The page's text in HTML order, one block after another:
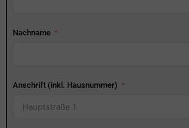
Nachname
Anschrift (inkl. Hausnummer)